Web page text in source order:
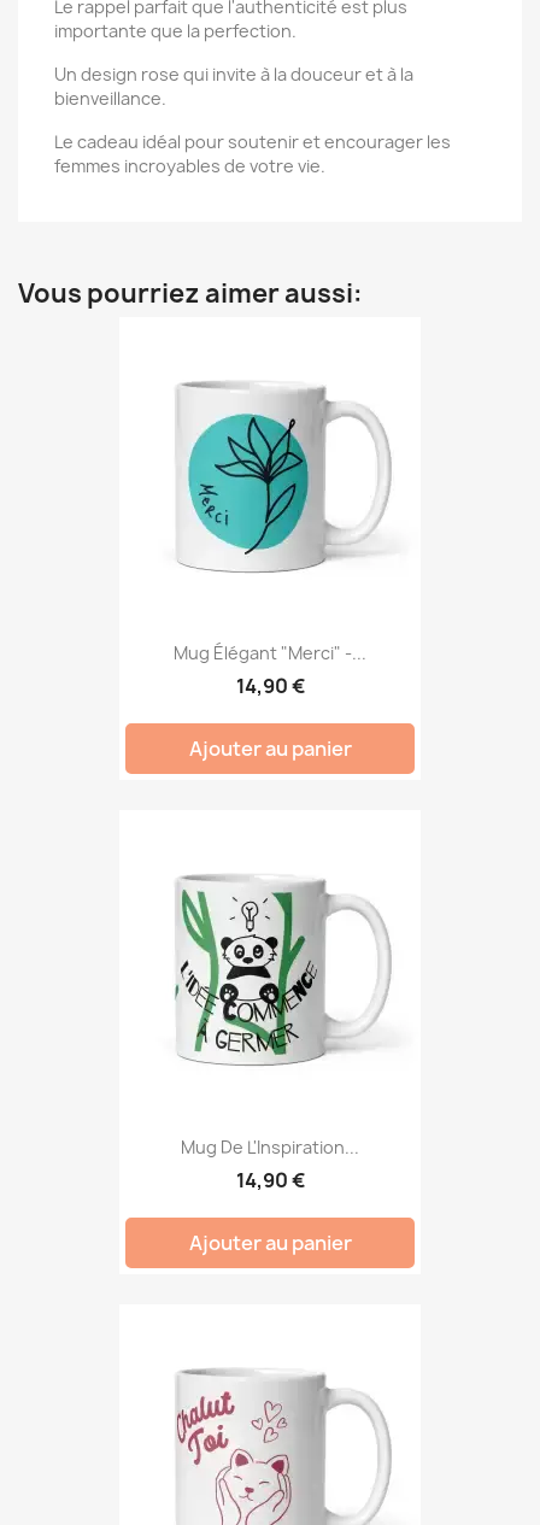
Le rappel parfait que l'authenticité est plus
importante que la perfection.
Un design rose qui invite à la douceur et à la
bienveillance.
Le cadeau idéal pour soutenir et encourager les
femmes incroyables de votre vie.
Vous pourriez aimer aussi:
Mug Élégant "Merci" -...
14,90 €
Ajouter au panier
Mug De L'Inspiration...
14,90 €
Ajouter au panier